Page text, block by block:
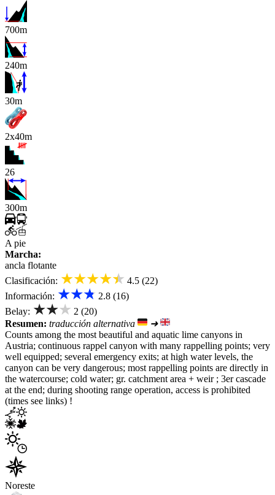
700m
240m
x
30m
2x40m
26
300m
A pie
Marcha:
ancla flotante
Clasificación: ★★★★★ 4.5 (22)
Información: ★★★ 2.8 (16)
Belay: ★★★ 2 (20)
Resumen: traducción alternativa
➜
Counts among the most beautiful and aquatic lime canyons in
Austria; continuous rappel canyon with many rappelling points; very
well equipped; several emergency exits; at high water levels, the
canyon can be very dangerous; most rappelling points are directly in
the watercourse; cold water; gr. catchment area + weir ; 3er cascade
at the end; during shooting range operation, access is prohibited
(times see links) !
Noreste